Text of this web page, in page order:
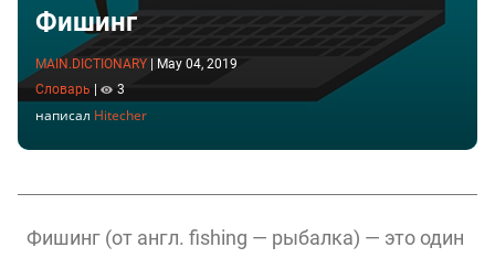
Фишинг
MAIN.DICTIONARY
May 04, 2019
Словарь
3
написал Hitecher
Фишинг (от англ. fishing — рыбалка) — это один